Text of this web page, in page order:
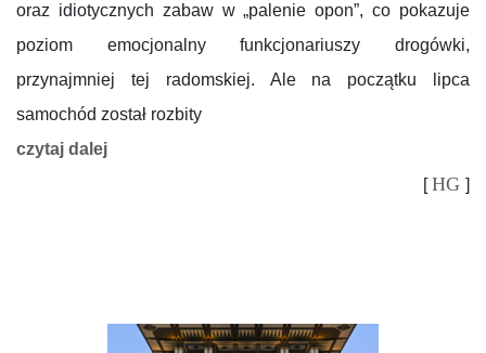
oraz idiotycznych zabaw w „palenie opon”, co pokazuje
poziom emocjonalny funkcjonariuszy drogówki,
przynajmniej tej radomskiej. Ale na początku lipca
samochód został rozbity
czytaj dalej
[HG ]